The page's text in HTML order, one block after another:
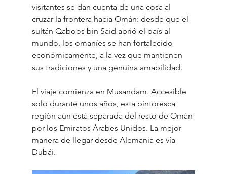
visitantes se dan cuenta de una cosa al
cruzar la frontera hacia Omán: desde que el
sultán Qaboos bin Said abrió el país al
mundo, los omaníes se han fortalecido
económicamente, a la vez que mantienen
sus tradiciones y una genuina amabilidad.
El viaje comienza en Musandam. Accesible
solo durante unos años, esta pintoresca
región aún está separada del resto de Omán
por los Emiratos Árabes Unidos. La mejor
manera de llegar desde Alemania es vía
Dubái.